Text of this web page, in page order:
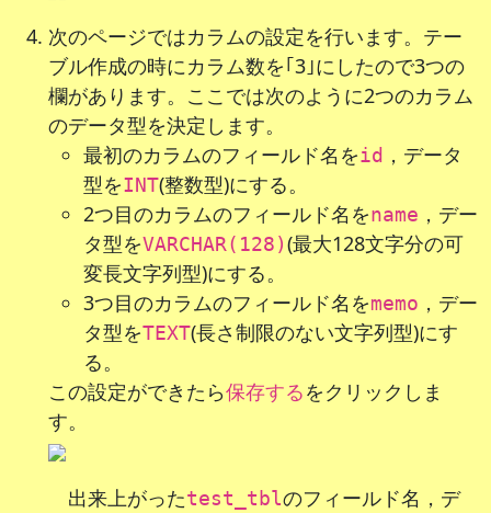
次のページではカラムの設定を行います。テー
ブル作成の時にカラム数を｢3｣にしたので3つの
欄があります。ここでは次のように2つのカラム
のデータ型を決定します。
最初のカラムのフィールド名をid ，データ
型をINT(整数型)にする。
2つ目のカラムのフィールド名をname ，デー
タ型をVARCHAR(128)(最大128文字分の可
変長文字列型)にする。
3つ目のカラムのフィールド名をmemo ，デー
タ型をTEXT(長さ制限のない文字列型)にす
る。
この設定ができたら保存するをクリックしま
す。
出来上がったtest_tblのフィールド名，デ